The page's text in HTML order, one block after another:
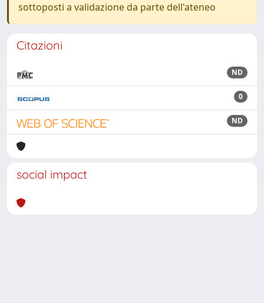
sottoposti a validazione da parte dell'ateneo
Citazioni
ND
0
ND
social impact